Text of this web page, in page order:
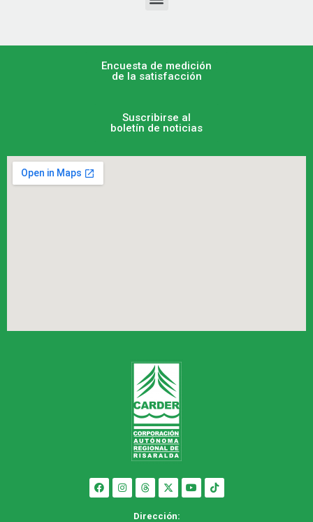
Encuesta de medición
de la satisfacción
Suscribirse al
boletín de noticias
Dirección: